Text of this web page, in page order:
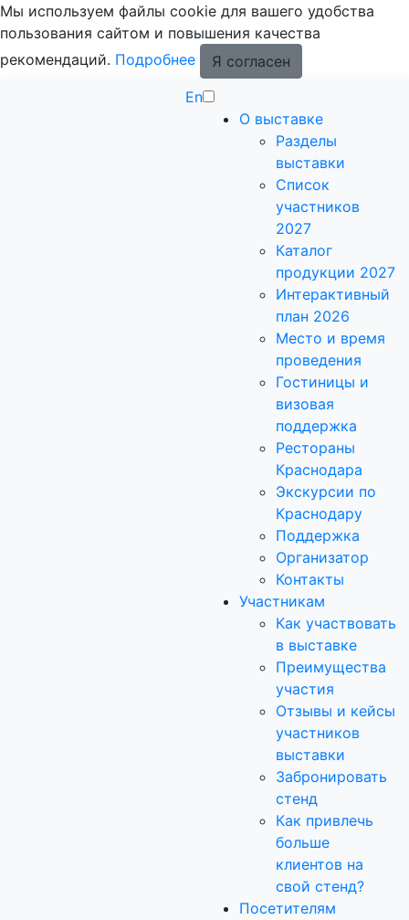
Мы используем файлы cookie для вашего удобства
пользования сайтом и повышения качества
рекомендаций. Подробнее
Я согласен
En
О выставке
Разделы
выставки
Список
участников
2027
Каталог
продукции 2027
Интерактивный
план 2026
Место и время
проведения
Гостиницы и
визовая
поддержка
Рестораны
Краснодара
Экскурсии по
Краснодару
Поддержка
Организатор
Контакты
Участникам
Как участвовать
в выставке
Преимущества
участия
Отзывы и кейсы
участников
выставки
Забронировать
стенд
Как привлечь
больше
клиентов на
свой стенд?
Посетителям